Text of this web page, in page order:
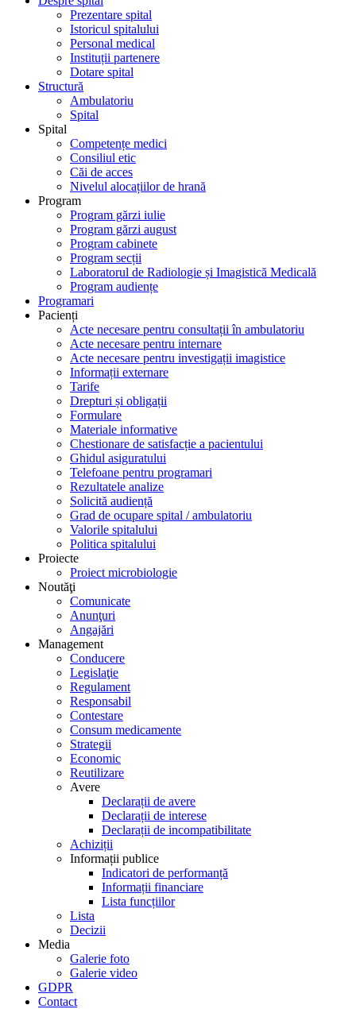
Prezentare spital
Istoricul spitalului
Personal medical
Instituții partenere
Dotare spital
Structură
Ambulatoriu
Spital
Spital
Competențe medici
Consiliul etic
Căi de acces
Nivelul alocațiilor de hrană
Program
Program gărzi iulie
Program gărzi august
Program cabinete
Program secții
Laboratorul de Radiologie și Imagistică Medicală
Program audiențe
Programari
Pacienți
Acte necesare pentru consultații în ambulatoriu
Acte necesare pentru internare
Acte necesare pentru investigații imagistice
Informații externare
Tarife
Drepturi și obligații
Formulare
Materiale informative
Chestionare de satisfacție a pacientului
Ghidul asiguratului
Telefoane pentru programari
Rezultatele analize
Solicită audiență
Grad de ocupare spital / ambulatoriu
Valorile spitalului
Politica spitalului
Proiecte
Proiect microbiologie
Noutăţi
Comunicate
Anunţuri
Angajări
Management
Conducere
Legislaţie
Regulament
Responsabil
Contestare
Consum medicamente
Strategii
Economic
Reutilizare
Avere
Declarații de avere
Declarații de interese
Declarații de incompatibilitate
Achiziții
Informații publice
Indicatori de performanță
Informații financiare
Lista funcțiilor
Lista
Decizii
Media
Galerie foto
Galerie video
GDPR
Contact